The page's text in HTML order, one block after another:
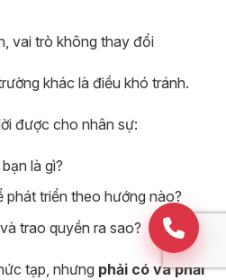
vai trò không thay đổi
khác là điều khó tránh.
được cho nhân sự:
là gì?
phát triển theo hướng nào?
trao quyền ra sao?
tạp, nhưng phải có và phải